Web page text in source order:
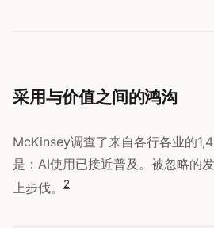
采用与价值之间的鸿沟
McKinsey调查了来自各行各业的
是：AI使用已接近普及。被忽略的
上步伐。
2